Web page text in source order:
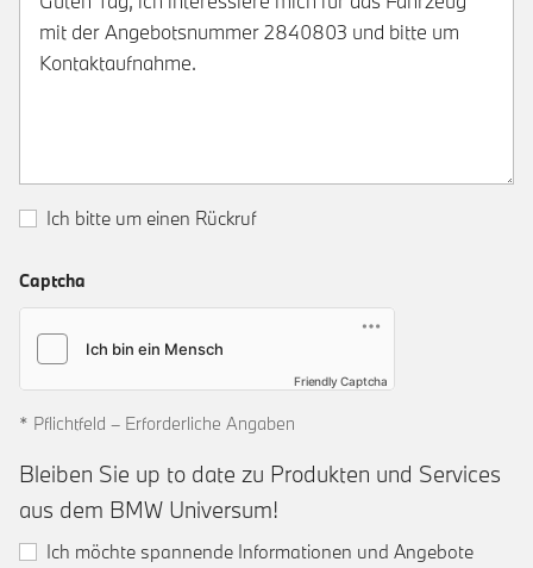
Ich bitte um einen Rückruf
Captcha
Friendly Captcha
* Pflichtfeld – Erforderliche Angaben
Bleiben Sie up to date zu Produkten und Services
aus dem BMW Universum!
Ich möchte spannende Informationen und Angebote